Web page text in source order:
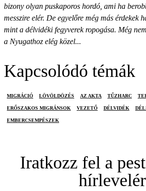
bizony olyan puskaporos hordó, ami ha
messzire elér. De egyelőre még más érdekek
mint a délvidéki fegyverek ropogása. Még
a Nyugathoz elég közel...
Kapcsolódó témák
MIGRÁCIÓ LÖVÖLDÖZÉS AZ AKTA TŰZHARC
ERŐSZAKOS MIGRÁNSOK VEZETŐ DÉLVIDÉK
EMBERCSEMPÉSZEK
Iratkozz fel a